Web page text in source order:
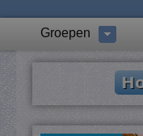
Groepen